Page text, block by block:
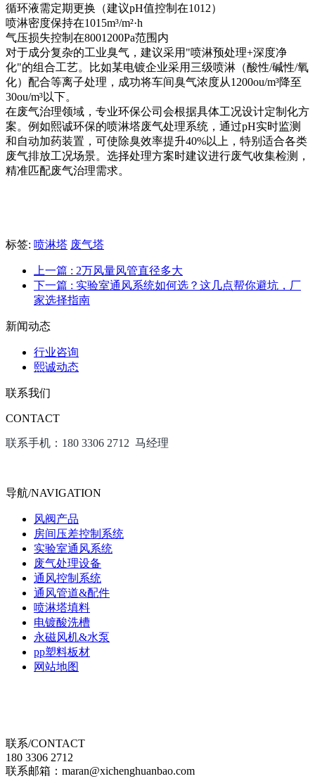
循环液需定期更换（建议pH值控制在1012）
喷淋密度保持在1015m³/m²·h
气压损失控制在8001200Pa范围内
对于成分复杂的工业臭气，建议采用"喷淋预处理+深度净
化"的组合工艺。比如某电镀企业采用三级喷淋（酸性/碱性/氧
化）配合等离子处理，成功将车间臭气浓度从1200ou/m³降至
30ou/m³以下。
在废气治理领域，专业环保公司会根据具体工况设计定制化方
案。例如熙诚环保的喷淋塔废气处理系统，通过pH实时监测
和自动加药装置，可使除臭效率提升40%以上，特别适合各类
废气排放工况场景。选择处理方案时建议进行废气收集检测 ，
精准匹配废气治理需求。
标签: 喷淋塔 废气塔
上一篇 : 2万风量风管直径多大
下一篇 : 实验室通风系统如何选？这几点帮你避坑，厂
家选择指南
新闻动态
行业咨询
熙诚动态
联系我们
CONTACT
联系手机：180 3306 2712 马经理
导航/NAVIGATION
风阀产品
房间压差控制系统
实验室通风系统
废气处理设备
通风控制系统
通风管道&配件
喷淋塔填料
电镀酸洗槽
永磁风机&水泵
pp塑料板材
网站地图
联系/CONTACT
180 3306 2712
联系邮箱：maran@xichenghuanbao.com